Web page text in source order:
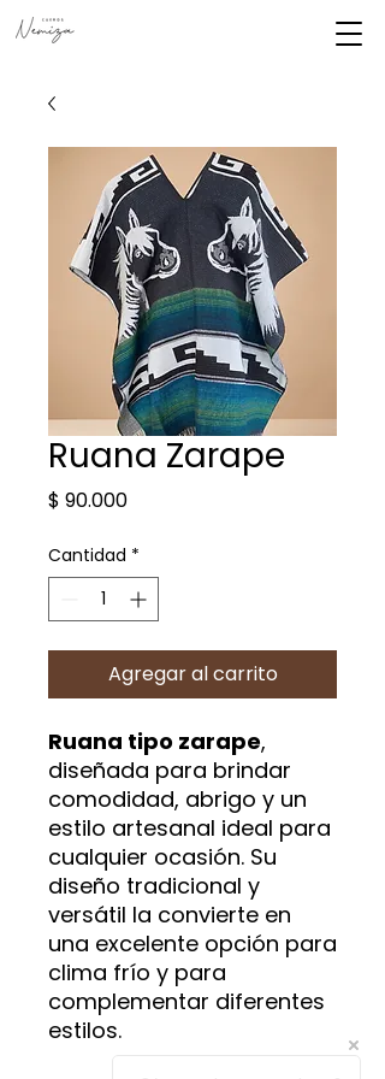
Ruana Zarape
$ 90.000Precio
Cantidad *
Agregar al carrito
Ruana tipo zarape,
diseñada para brindar
comodidad, abrigo y un
estilo artesanal ideal para
cualquier ocasión. Su
diseño tradicional y
versátil la convierte en
una excelente opción para
clima frío y para
complementar diferentes
estilos.